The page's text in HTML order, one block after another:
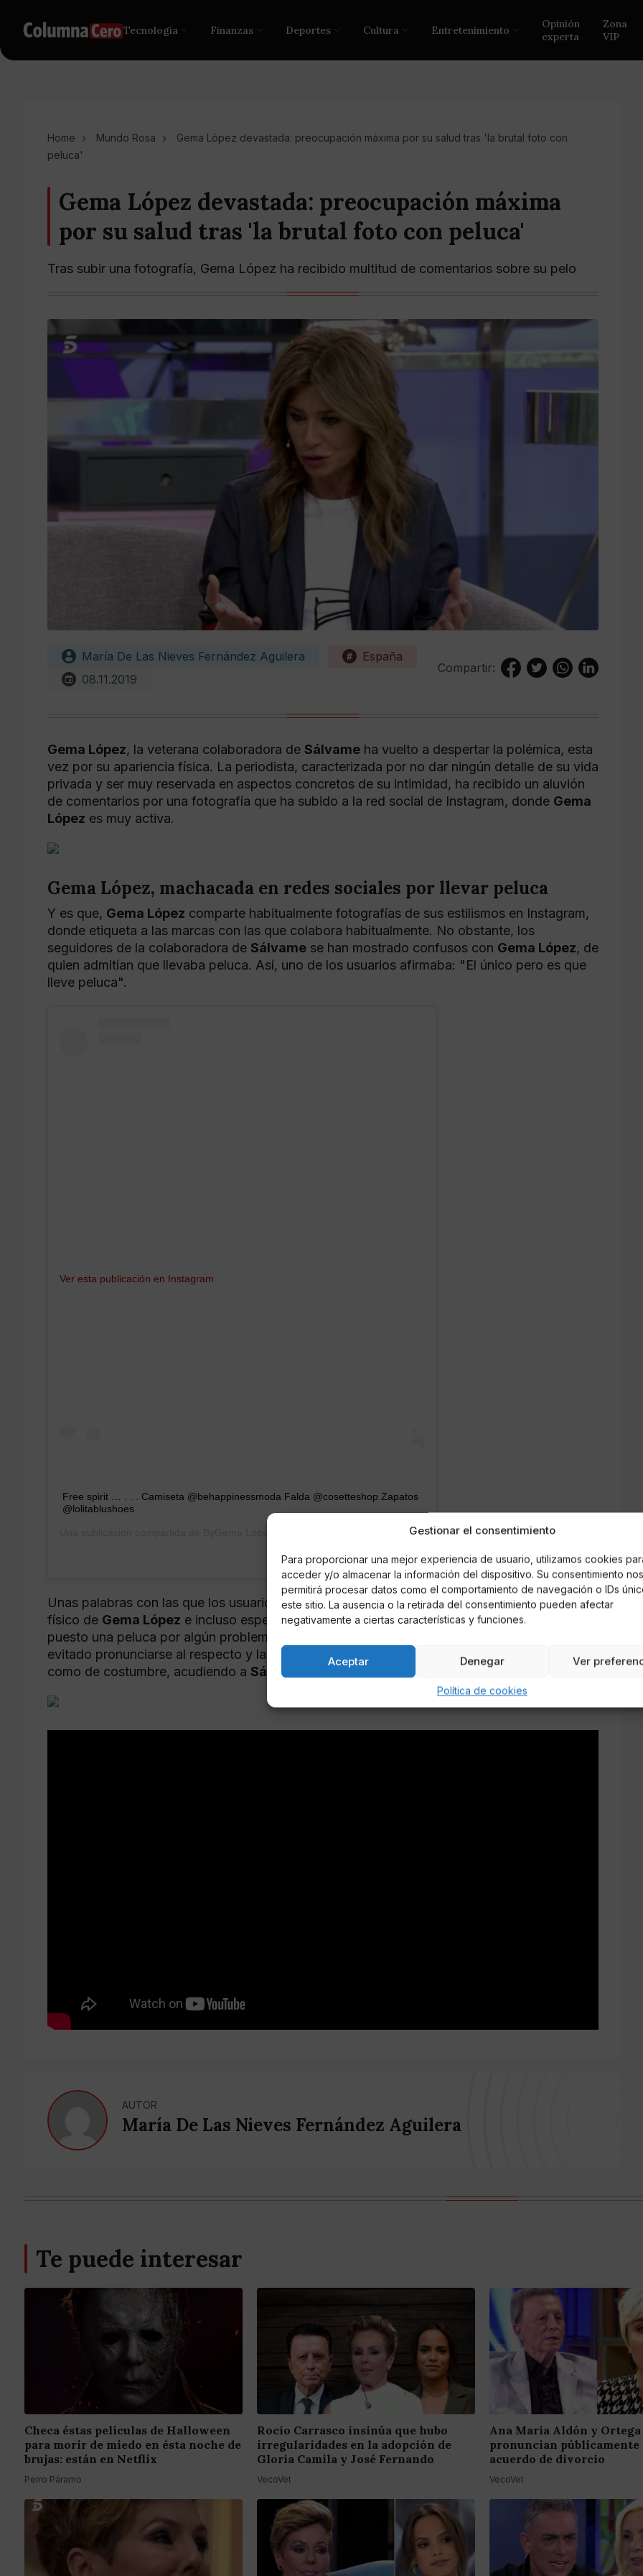
Gestionar el consentimiento
Para proporcionar una mejor experiencia de usuario, utilizamos cookies
acceder y/o almacenar la información del dispositivo. Su consentimiento nos
permitirá procesar datos como el comportamiento de navegación o IDs
este sitio. La ausencia o la retirada del consentimiento pueden afectar
negativamente a ciertas características y funciones.
Aceptar Denegar Ver
Política de cookies
Tecnología Finanzas Deportes Cultura Entretenimiento
Opinión
experta
Zona
VIP
Home Mundo Rosa
Gema López devastada: preocupación máxima por su salud tras 'la brutal foto con
peluca'
Gema López devastada: preocupación máxima
por su salud tras 'la brutal foto con peluca'
Tras subir una fotografía, Gema López ha recibido multitud de comentarios sobre su pelo
María De Las Nieves Fernández Aguilera
España
08.11.2019
Compartir:
Gema López, la veterana colaboradora de Sálvame ha vuelto a despertar la polémica, esta
vez por su apariencia física. La periodista, caracterizada por no dar ningún detalle de su vida
privada y ser muy reservada en aspectos concretos de su intimidad, ha recibido un aluvión
de comentarios por una fotografía que ha subido a la red social de Instagram, donde Gema
López es muy activa.
Gema López, machacada en redes sociales por llevar peluca
Y es que, Gema López comparte habitualmente fotografías de sus estilismos en Instagram,
donde etiqueta a las marcas con las que colabora habitualmente. No obstante, los
seguidores de la colaboradora de Sálvame se han mostrado confusos con Gema López, de
quien admitían que llevaba peluca. Así, uno de los usuarios afirmaba: "El único pero es que
lleve peluca".
Ver esta publicación en Instagram
Free spirit … . . . Camiseta @behappinessmoda Falda @cosetteshop Zapatos
@lolitablushoes
Unas palabras con las que los usuarios de Instagram han desatado la polémica sobre el
físico de Gema López e incluso especulan con que la colaboradora deSálvame
puesto una peluca por algún problema de salud en particular. Pese a ello,
evitado pronunciarse al respecto y la colaboradora de
Sálvame
sigue su rutina profesional
como de costumbre, acudiendo a Sálvame
AUTOR
María De Las Nieves Fernández Aguilera
Te puede interesar
Checa éstas películas de Halloween
para morir de miedo en ésta noche de
brujas: están en Netflix
Perro Páramo
Rocío Carrasco insinúa que hubo
irregularidades en la adopción de
Gloria Camila y José Fernando
VecoVet
Ana María Aldón y Ortega
pronuncian públicamente
acuerdo de divorcio
VecoVet